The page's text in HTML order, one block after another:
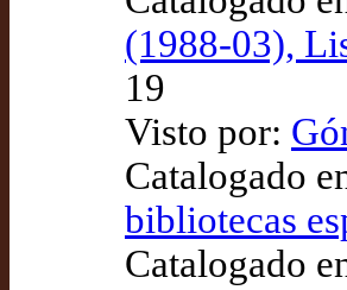
(1988-03),
19
Visto por:
Catalogado
bibliotecas
Catalogado